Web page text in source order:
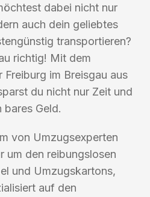
dabei nicht nur
auch dein geliebtes
transportieren?
richtig! Mit dem
im Breisgau aus
du nicht nur Zeit und
bares Geld.
von Umzugsexperten
um den reibungslosen
und Umzugskartons,
auf den